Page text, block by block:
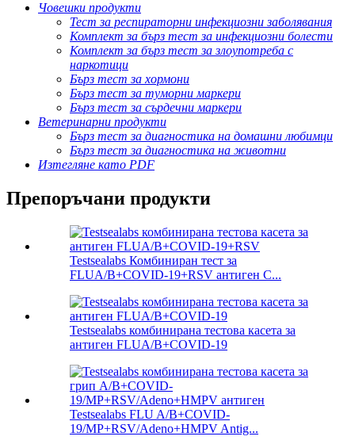
Човешки продукти
Тест за респираторни инфекциозни заболявания
Комплект за бърз тест за инфекциозни болести
Комплект за бърз тест за злоупотреба с
наркотици
Бърз тест за хормони
Бърз тест за туморни маркери
Бърз тест за сърдечни маркери
Ветеринарни продукти
Бърз тест за диагностика на домашни любимци
Бърз тест за диагностика на животни
Изтегляне като PDF
Препоръчани продукти
Testsealabs Комбиниран тест за
FLUA/B+COVID-19+RSV антиген C...
Testsealabs комбинирана тестова касета за
антиген FLUA/B+COVID-19
Testsealabs FLU A/B+COVID-
19/MP+RSV/Adeno+HMPV Antig...